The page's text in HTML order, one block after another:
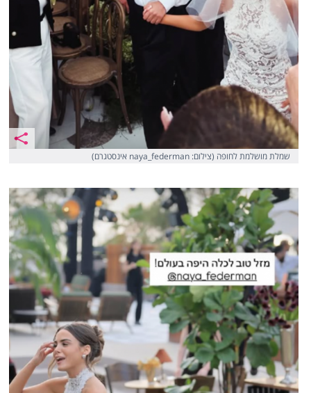
שמלת מושלמת לחופה (צילום: naya_federman אינסטגרם)